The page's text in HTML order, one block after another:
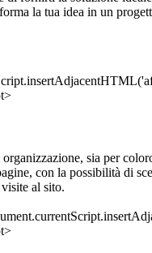
la tua idea in un
sia per
con la possibilità di
al sito.